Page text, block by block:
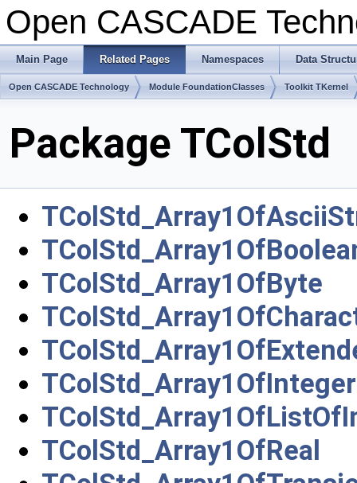
Open CASCADE
Main Page Related Pages Namespaces Data
Open CASCADE Technology Module FoundationClasses Toolkit TKernel
Package TColStd
TColStd_Array1OfByte
TColStd_Array1OfInteger
TColStd_Array1OfReal